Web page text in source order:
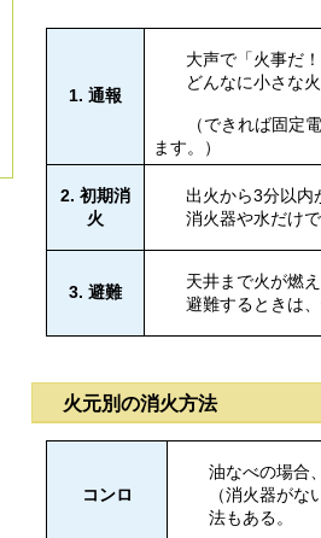
1. 通報
大声で「火事だ
どんなに小さな
（できれば固定電
ます。）
2. 初期消
火
出火から3分以内
消火器や水だけ
3. 避難
天井まで火が燃
避難するときは
火元別の消火方法
コンロ
油なべの場合
（消火器が
法もある。